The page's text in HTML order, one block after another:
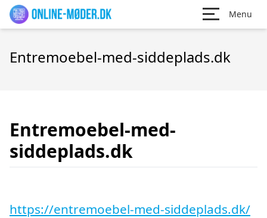
Menu
Entremoebel-med-siddeplads.dk
Entremoebel-med-
siddeplads.dk
https://entremoebel-med-siddeplads.dk/